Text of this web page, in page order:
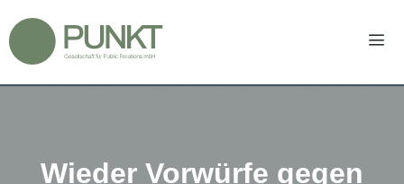
Inhalt
springen
Wieder Vorwürfe gegen